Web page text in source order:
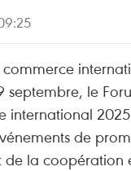
commerce
septembre, le
international 2025
de
de la coopération